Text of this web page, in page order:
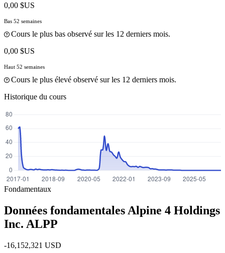
0,00 $US
Bas 52 semaines
Cours le plus bas observé sur les 12 derniers mois.
0,00 $US
Haut 52 semaines
Cours le plus élevé observé sur les 12 derniers mois.
Historique du cours
Fondamentaux
Données fondamentales Alpine 4 Holdings
Inc. ALPP
-16,152,321 USD